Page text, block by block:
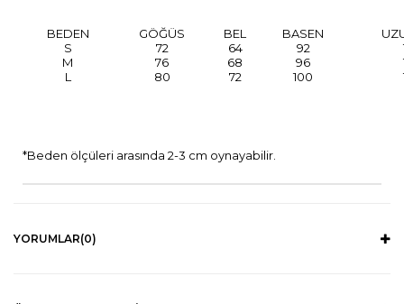
BEDEN GÖĞÜS BEL BASEN
S
72 64 92
M
76 68 96
L
80 72 100
*Beden ölçüleri arasında 2-3 cm oynayabilir.
YORUMLAR(0)